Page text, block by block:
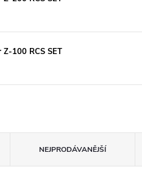
100 RCS SET
NEJPRODÁVANĚJŠÍ